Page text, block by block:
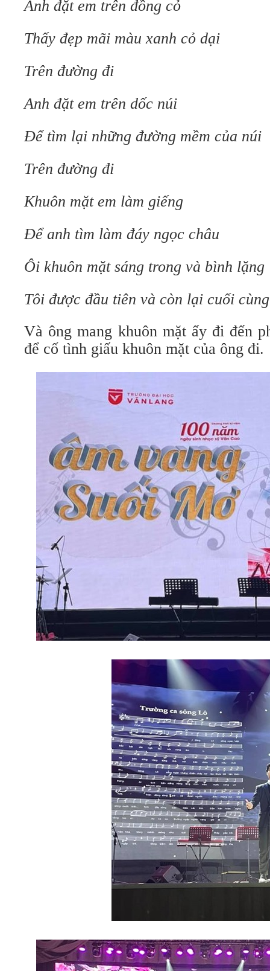
Anh đặt em trên đồng cỏ
Thấy đẹp mãi màu xanh cỏ dại
Trên đường đi
Anh đặt em trên dốc núi
Ðể tìm lại những đường mềm của núi
Trên đường đi
Khuôn mặt em làm giếng
Ðể anh tìm làm đáy ngọc châu
Ôi khuôn mặt sáng trong và bình lặng
Tôi được đầu tiên và còn lại cuối cùng
Và ông mang khuôn mặt ấy đi đến
để cố tình giấu khuôn mặt của ông đi.